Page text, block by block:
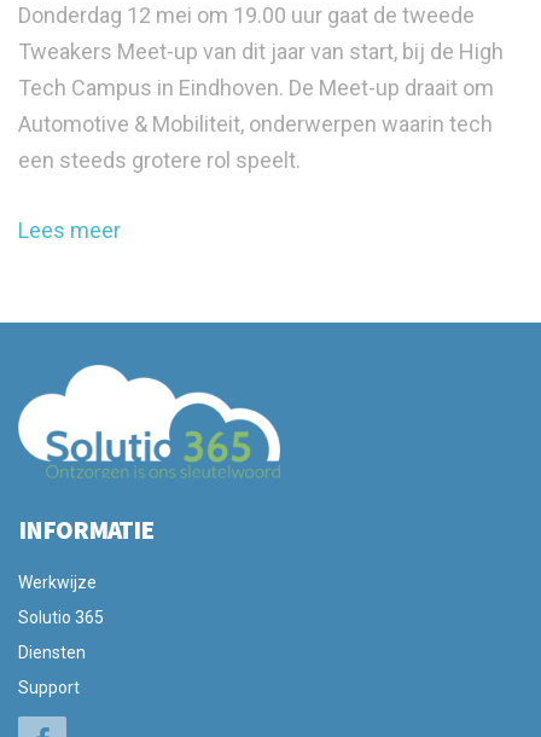
Donderdag 12 mei om 19.00 uur gaat de tweede
Tweakers Meet-up van dit jaar van start, bij de High
Tech Campus in Eindhoven. De Meet-up draait om
Automotive & Mobiliteit, onderwerpen waarin tech
een steeds grotere rol speelt.
Lees meer
INFORMATIE
Werkwijze
Solutio 365
Diensten
Support